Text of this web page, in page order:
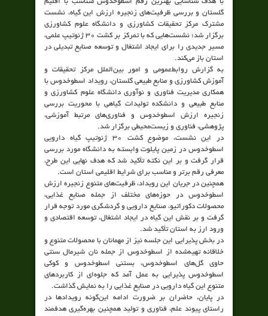
با هدف شناسایی بهترین رقم اسطوخدوس متناسب با اقلیم
گلستان و بررسی ظرفیت‌های زنجیره ارزش این گیاه، نشست
مشترک مرکز تحقیقات کشاورزی و دانشگاه علوم کشاورزی
برگزار شد؛ نشست‌هایی که با تمرکز بر کشت ۳۰ ژنوتیپ علمی،
مسیر جدیدی را برای ایجاد اشتغال و توسعه صنایع تبدیلی در
استان باز می‌کند.
به گزارش روابط‌عمومی و امور بین‌الملل مرکز تحقیقات و
آموزش کشاورزی و منابع طبیعی گلستان، رویداد اسطوخدوس با
همکاری مدیریت فناوری و نوآوری دانشگاه علوم کشاورزی و
منابع طبیعی و دانشکده تولیدات گیاهی با محوریت بررسی
زنجیره ارزش اسطوخدوس و فناوری‌های مرتبط آموزشی،
پژوهشی، فناوری و زیست‌محیطی برگزار شد.
در این نشست، موضوع کشت ۳۰ ژنوتیپ گیاه دارویی
اسطوخدوس در زمین پایلوت وابسته به دانشگاه مورد بررسی
قرار گرفت و بر این نکته تأکید شد که هدف نهایی این طرح،
معرفی رقم برتر و مناسب برای شرایط اقلیمی استان است.
همچنین در جریان این رویداد، ظرفیت‌های متنوع زنجیره ارزش
اسطوخدوس در حوزه‌های مختلف از جمله صنایع غذایی،
محصولات دکوراتیو، صنایع دارویی و گردشگری مورد توجه قرار
گرفت و بر نقش این گیاه در ایجاد اشتغال، توسعه اقتصادی و
ورود ارز به استان تأکید شد.
در بخش پذیرایی این جلسه نیز از مهمانان با محصولات متنوع و
خلاقانه تهیه‌شده از اسطوخدوس از جمله نان شیرمال سنتی
حاوی گل‌های اسطوخدوس، بستنی اسطوخدوس و کوکی
اسطوخدوس پذیرایی به عمل آمد که جلوه‌ای از کاربردهای
متنوع این گیاه دارویی در صنایع غذایی را به نمایش گذاشت.
در پایان، حاضران بر ضرورت ادامه این‌گونه رویدادها در
راستای پیوند علم، فناوری و تولید همچنین بهره‌گیری هدفمند